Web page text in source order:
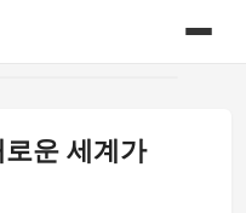
운 세계가